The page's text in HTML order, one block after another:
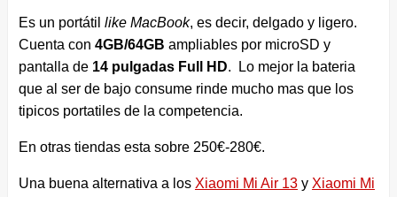
Es un portátil like MacBook, es decir, delgado y ligero.
Cuenta con 4GB/64GB ampliables por microSD y
pantalla de 14 pulgadas Full HD. Lo mejor la bateria
que al ser de bajo consume rinde mucho mas que los
tipicos portatiles de la competencia.
En otras tiendas esta sobre 250€-280€.
Una buena alternativa a los Xiaomi Mi Air 13y Xiaomi Mi